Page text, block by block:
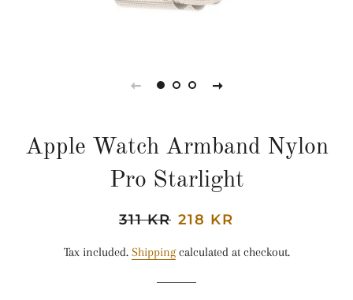
Apple Watch Armband Nylon
Pro Starlight
Regular
311 KR Sale
218 KR
Tax included. Shippingcalculated at checkout.